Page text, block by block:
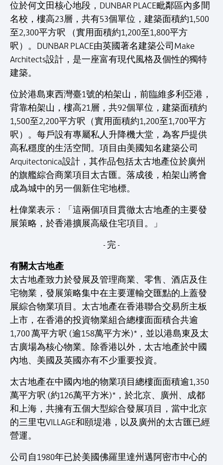
位於何文田核心地段，DUNBAR PLACE毗鄰區內多間
名校，樓高23層，共有53個單位，建築面積約1,500
至2,300平方呎 （實用面積約1,200至1,800平方
呎）。DUNBAR PLACE由英國著名建築公司Make
Architects設計，是一座富有現代風格及個性的獨特
建築。
位於港島東西灣臺1號的柏架山，前臨維多利亞港，
背靠柏架山，樓高21層，共92個單位，建築面積約
1,500至2,200平方呎（實用面積約1,200至1,700平方
呎）。每戶設有專屬私人升降機大堂，為客戶提供
高私穩度的生活空間。項目由美國知名建築公司
Arquitectonica設計，其作品包括太古地產位於廣州
的旗艦綜合商業項目太古匯。落成後，柏架山將會
成為城中的另一個新住宅地標。
杜偉業表示：「這兩個項目貫徹太古地產的主要發
展策略，於香港擴展高級住宅項目。」
- 完 -
有關太古地產
太古地產致力於發展及管理商業、零售、酒店及住
宅物業，發展策略集中在主要運輸交匯點的上蓋發
展綜合物業項目。太古地產在香港聯合交易所主板
上市，在香港的投資物業組合總樓面面積合共逾
1,700 萬平方呎 (逾158萬平方米)*，並以港島東及太
古廣場為核心物業。除香港以外，太古地產於中國
內地、美國及英國亦有不少重要投資。
太古地產在中國內地的物業項目總樓面面積逾1,350
萬平方呎 (約126萬平方米)*，於北京、廣州、成都
和上海，共擁有五個大型綜合發展項目，當中北京
的三里屯VILLAGE和頤堤港，以及廣州的太古匯已經
營運。
公司自1980年已於美國佛羅里達州邁阿密市中心的